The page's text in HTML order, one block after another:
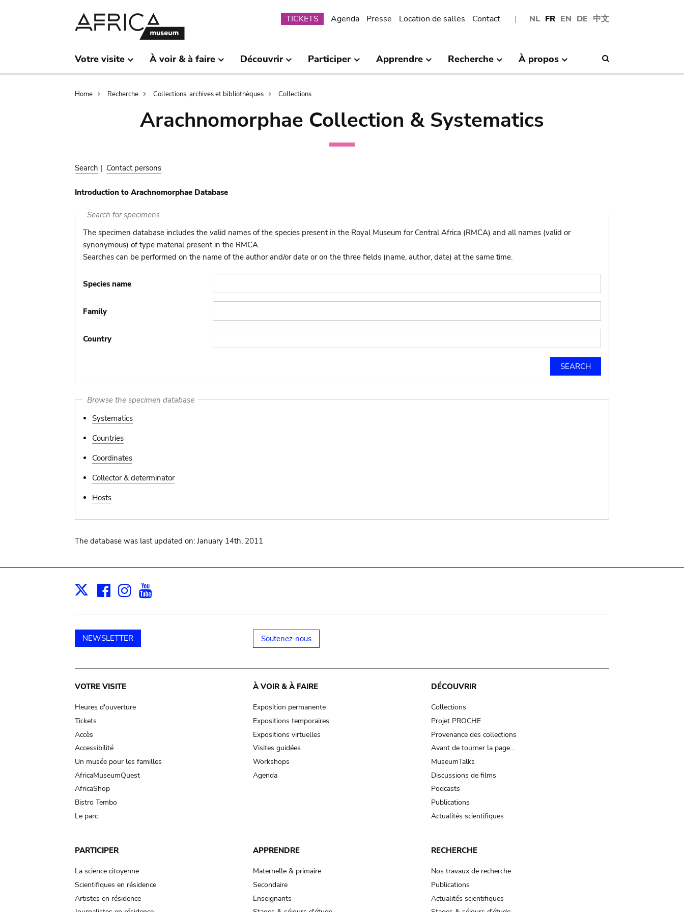
NL FR EN DE 中文
Submenu
TICKETS Agenda Presse Location de salles Contact
Votre visite À voir & à faire Découvrir Participer Apprendre Recherche À propos
Breadcrumb
Home Recherche Collections, archives et bibliothèques Collections
Arachnomorphae Collection & Systematics
Search | Contact persons
Introduction to Arachnomorphae Database
Search for specimens
The specimen database includes the valid names of the species present in the Royal Museum for Central Africa (RMCA) and all names (valid or
synonymous) of type material present in the RMCA.
Searches can be performed on the name of the author and/or date or on the three fields (name, author, date) at the same time.
Species name
Family
Country
Browse the specimen database
Systematics
Countries
Coordinates
Collector & determinator
Hosts
The database was last updated on: January 14th, 2011
X Facebook
Instagram
NEWSLETTER Soutenez-nous
Main
navigation
VOTRE VISITE
Heures d'ouverture
Tickets
Accès
Accessibilité
Un musée pour les familles
AfricaMuseumQuest
AfricaShop
Bistro Tembo
Le parc
À VOIR & À FAIRE
Exposition permanente
Expositions temporaires
Expositions virtuelles
Visites guidées
Workshops
Agenda
DÉCOUVRIR
Collections
Projet PROCHE
Provenance des collections
Avant de tourner la page…
MuseumTalks
Discussions de films
Podcasts
Publications
Actualités scientifiques
PARTICIPER
La science citoyenne
Scientifiques en résidence
Artistes en résidence
APPRENDRE
Maternelle & primaire
Secondaire
Enseignants
RECHERCHE
Nos travaux de recherche
Publications
Actualités scientifiques